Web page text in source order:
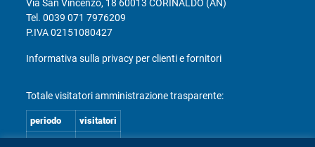
Via San Vincenzo, 18 60013 CORINALDO (AN)
Tel.0039 071 7976209
P.IVA 02151080427
Informativa sulla privacy per clienti e fornitori
Totale visitatori amministrazione trasparente:
periodo
visitatori
anno 2025
2.360